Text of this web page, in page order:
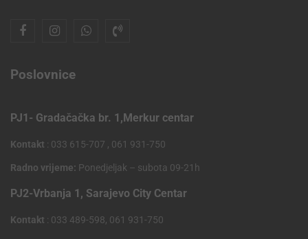
Poslovnice
PJ1- Gradačačka br. 1,Merkur centar
Kontakt : 033 615-707 , 061 931-750
Radno vrijeme: Ponedjeljak – subota 09-21h
PJ2-Vrbanja 1, Sarajevo City Centar
Kontakt : 033 489-598, 061 931-750